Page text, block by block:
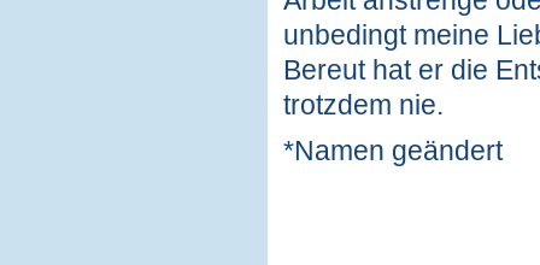
unbedingt meine
Bereut hat er die
trotzdem nie.
*Namen geändert